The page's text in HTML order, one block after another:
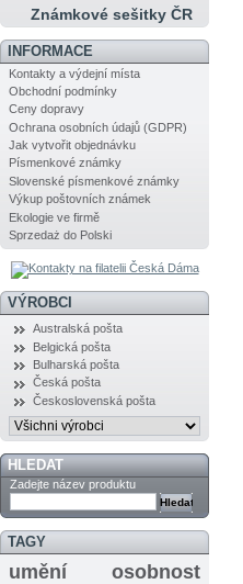
Známkové sešitky ČR
INFORMACE
Kontakty a výdejní místa
Obchodní podmínky
Ceny dopravy
Ochrana osobních údajů (GDPR)
Jak vytvořit objednávku
Písmenkové známky
Slovenské písmenkové známky
Výkup poštovních známek
Ekologie ve firmě
Sprzedaż do Polski
VÝROBCI
Australská pošta
Belgická pošta
Bulharská pošta
Česká pošta
Československá pošta
HLEDAT
Zadejte název produktu
TAGY
umění
osobnost